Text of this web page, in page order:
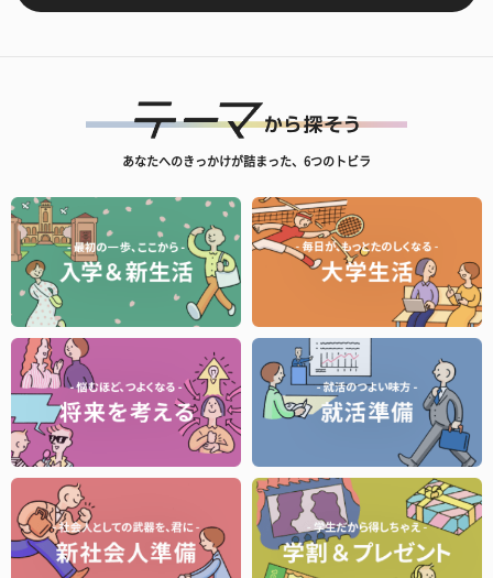
あなたへのきっかけが詰まった、6つのトビラ